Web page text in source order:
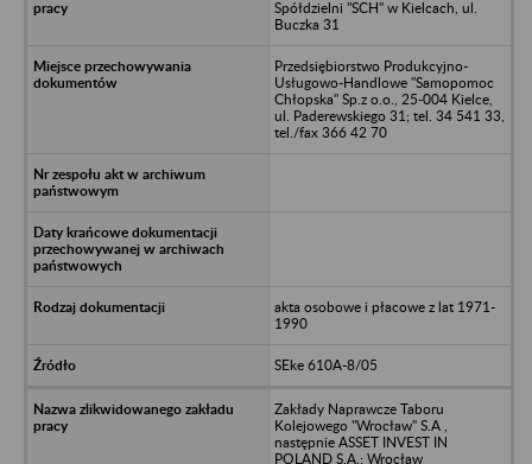
Spółdzielni "SCH" w Kielcach, ul.
Buczka 31
Przedsiębiorstwo Produkcyjno-
Usługowo-Handlowe "Samopomoc
Chłopska" Sp.z o.o., 25-004 Kielce,
ul. Paderewskiego 31; tel. 34 541 33,
tel./fax 366 42 70
akta osobowe i płacowe z lat 1971-
1990
SEke 610A-8/05
Zakłady Naprawcze Taboru
Kolejowego "Wrocław" S.A ,
następnie ASSET INVEST IN
POLAND S.A.; Wrocław